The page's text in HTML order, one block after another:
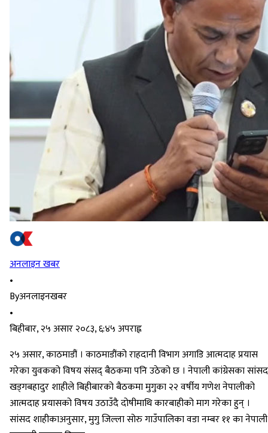
अनलाइन खबर
•
Byअनलाइनखबर
•
बिहीबार, २५ असार २०८३, ६:४५ अपराह्न
२५ असार, काठमाडौं । काठमाडौंको राहदानी विभाग अगाडि आत्मदाह प्रयास
गरेका युवकको विषय संसद् बैठकमा पनि उठेको छ । नेपाली कांग्रेसका सांसद
खड्गबहादुर शाहीले बिहीबारको बैठकमा मुगुका २२ वर्षीय गणेश नेपालीको
आत्मदाह प्रयासको विषय उठाउँदै दोषीमाथि कारबाहीको माग गरेका हुन् ।
सांसद शाहीकाअनुसार, मुगु जिल्ला सोरु गाउँपालिका वडा नम्बर ११ का नेपाली